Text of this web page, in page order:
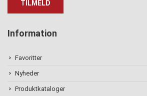
Information
Favoritter
Nyheder
Produktkataloger